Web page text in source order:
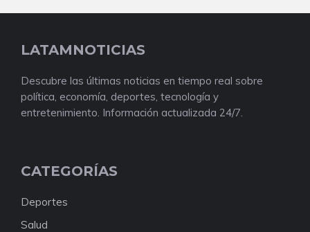
LATAMNOTICIAS
Descubre las últimas noticias en tiempo real sobre
política, economía, deportes, tecnología y
entretenimiento. Información actualizada 24/7.
CATEGORÍAS
Deportes
Salud